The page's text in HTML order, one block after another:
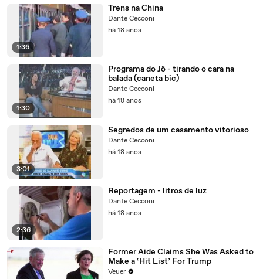
1:36
Trens na China
Dante Cecconi
há 18 anos
1:30
Programa do Jô - tirando o cara na
balada (caneta bic)
Dante Cecconi
há 18 anos
3:01
Segredos de um casamento vitorioso
Dante Cecconi
há 18 anos
2:36
Reportagem - litros de luz
Dante Cecconi
há 18 anos
Former Aide Claims She Was Asked to
Make a ‘Hit List’ For Trump
Veuer